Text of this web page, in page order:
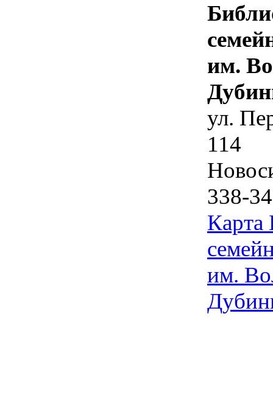
им.
ул.
114
338-
Карта
им.